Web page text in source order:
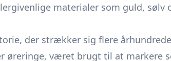
materialer som guld,
der strækker sig flere
øreringe, været brugt til at markere